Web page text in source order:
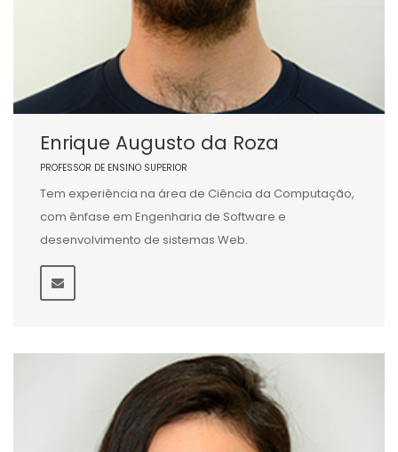
Enrique Augusto da Roza
PROFESSOR DE ENSINO SUPERIOR
Tem experiência na área de Ciência da Computação,
com ênfase em Engenharia de Software e
desenvolvimento de sistemas Web.